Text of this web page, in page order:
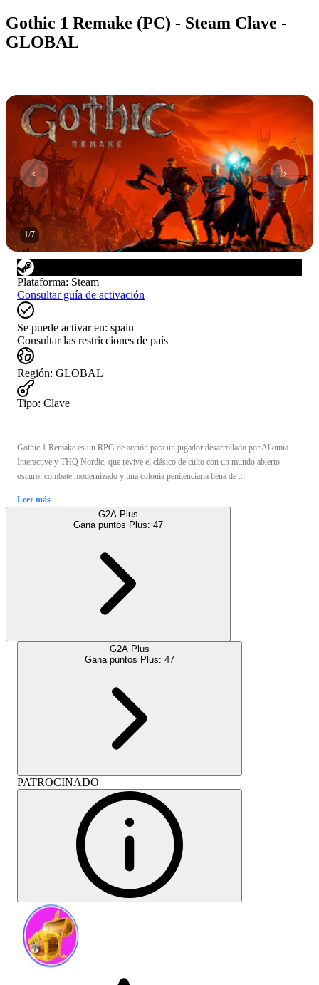
Gothic 1 Remake (PC) - Steam Clave -
GLOBAL
1/7
Plataforma: Steam
Consultar guía de activación
Se puede activar en: spain
Consultar las restricciones de país
Región: GLOBAL
Tipo: Clave
Gothic 1 Remake es un RPG de acción para un jugador desarrollado por Alkimia
Interactive y THQ Nordic, que revive el clásico de culto con un mundo abierto
oscuro, combate modernizado y una colonia penitenciaria llena de ...
Leer más
G2A Plus
Gana puntos Plus: 47
G2A Plus
Gana puntos Plus: 47
PATROCINADO